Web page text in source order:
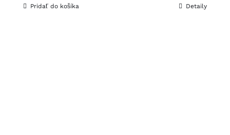
Pridať do košíka Detaily